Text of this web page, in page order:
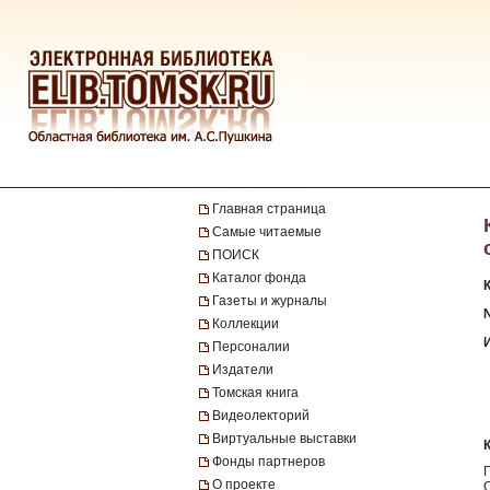
Главная страница
Самые читаемые
ПОИСК
Каталог фонда
Газеты и журналы
Коллекции
Персоналии
Издатели
Томская книга
Видеолекторий
Виртуальные выставки
Фонды партнеров
О проекте